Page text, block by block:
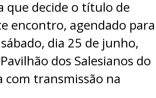
MASCULINA
FEMININA
que decide o título de
encontro, agendado para
dia 25 de junho,
dos Salesianos do
com transmissão na